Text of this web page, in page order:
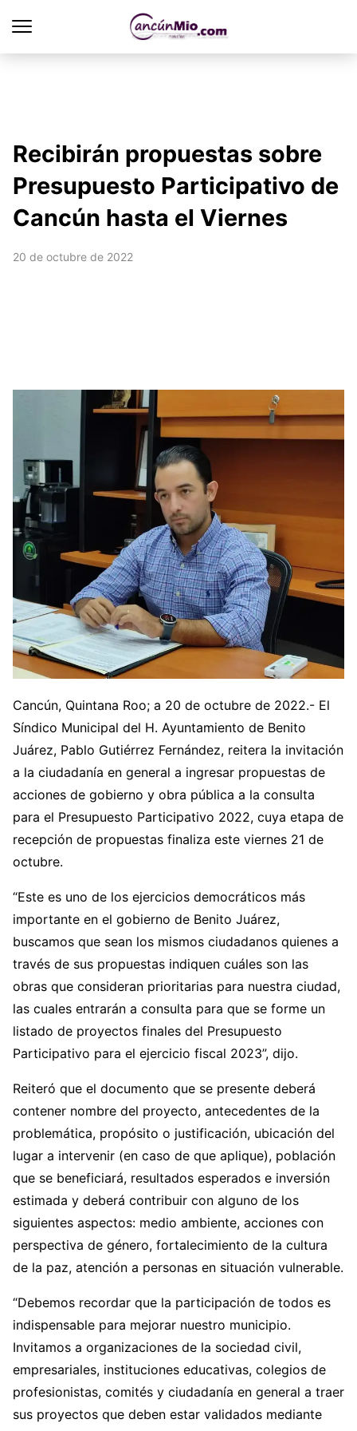
Recibirán propuestas sobre
Presupuesto Participativo de
Cancún hasta el Viernes
20 de octubre de 2022
Cancún, Quintana Roo; a 20 de octubre de 2022.- El
Síndico Municipal del H. Ayuntamiento de Benito
Juárez, Pablo Gutiérrez Fernández, reitera la invitación
a la ciudadanía en general a ingresar propuestas de
acciones de gobierno y obra pública a la consulta
para el Presupuesto Participativo 2022, cuya etapa de
recepción de propuestas finaliza este viernes 21 de
octubre.
“Este es uno de los ejercicios democráticos más
importante en el gobierno de Benito Juárez,
buscamos que sean los mismos ciudadanos quienes a
través de sus propuestas indiquen cuáles son las
obras que consideran prioritarias para nuestra ciudad,
las cuales entrarán a consulta para que se forme un
listado de proyectos finales del Presupuesto
Participativo para el ejercicio fiscal 2023”, dijo.
Reiteró que el documento que se presente deberá
contener nombre del proyecto, antecedentes de la
problemática, propósito o justificación, ubicación del
lugar a intervenir (en caso de que aplique), población
que se beneficiará, resultados esperados e inversión
estimada y deberá contribuir con alguno de los
siguientes aspectos: medio ambiente, acciones con
perspectiva de género, fortalecimiento de la cultura
de la paz, atención a personas en situación vulnerable.
“Debemos recordar que la participación de todos es
indispensable para mejorar nuestro municipio.
Invitamos a organizaciones de la sociedad civil,
empresariales, instituciones educativas, colegios de
profesionistas, comités y ciudadanía en general a traer
sus proyectos que deben estar validados mediante